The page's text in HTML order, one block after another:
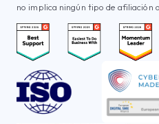
no implica ningún tipo de afiliación